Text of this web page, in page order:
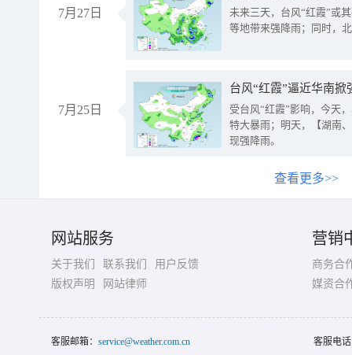
7月27日
未来三天，台风“红霞”或
等地带来强降雨；同时，
7月25日
台风“红霞”逼近华南
受台风“红霞”影响，今天
特大暴雨；明天，【湖南
现强降雨。
查看更多>>
网站服务
关于我们 联系我们
用户反馈
版权声明
网站律师
营销
商务合
媒资合
客服邮箱： service@weather.com.cn 客服电